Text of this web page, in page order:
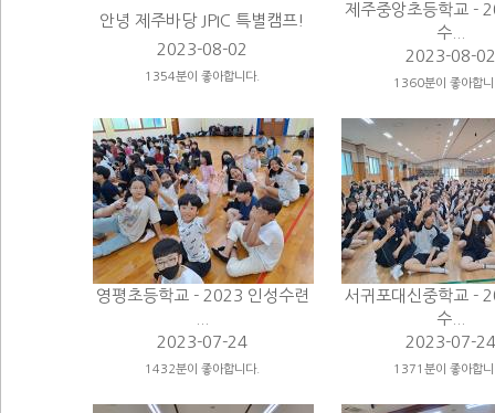
안녕 제주바당 JPIC 특별캠프!
2023-08-02
1354분이 좋아합니다.
제주중앙초등학교 -
수...
2023-08-
1360분이 좋아합
영평초등학교 - 2023 인성수련
2023-07-24
1432분이 좋아합니다.
서귀포대신중학교 -
수...
2023-07-
1371분이 좋아합